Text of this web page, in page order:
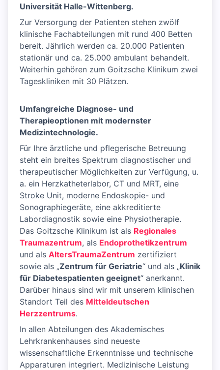
Universität Halle-Wittenberg.
Zur Versorgung der Patienten stehen zwölf
klinische Fachabteilungen mit rund 400 Betten
bereit. Jährlich werden ca. 20.000 Patienten
stationär und ca. 25.000 ambulant behandelt.
Weiterhin gehören zum Goitzsche Klinikum zwei
Tageskliniken mit 30 Plätzen.
Umfangreiche Diagnose- und
Therapieoptionen mit modernster
Medizintechnologie.
Für Ihre ärztliche und pflegerische Betreuung
steht ein breites Spektrum diagnostischer und
therapeutischer Möglichkeiten zur Verfügung, u.
a. ein Herzkatheterlabor, CT und MRT, eine
Stroke Unit, moderne Endoskopie- und
Sonographiegeräte, eine akkreditierte
Labordiagnostik sowie eine Physiotherapie.
Das Goitzsche Klinikum ist als Regionales
Traumazentrum, als Endoprothetikzentrum
und als AltersTraumaZentrum zertifiziert
sowie als „Zentrum für Geriatrie“ und als „Klinik
für Diabetespatienten geeignet“ anerkannt.
Darüber hinaus sind wir mit unserem klinischen
Standort Teil des Mitteldeutschen
Herzzentrums.
In allen Abteilungen des Akademisches
Lehrkrankenhauses sind neueste
wissenschaftliche Erkenntnisse und technische
Apparaturen integriert. Medizinische Leistung